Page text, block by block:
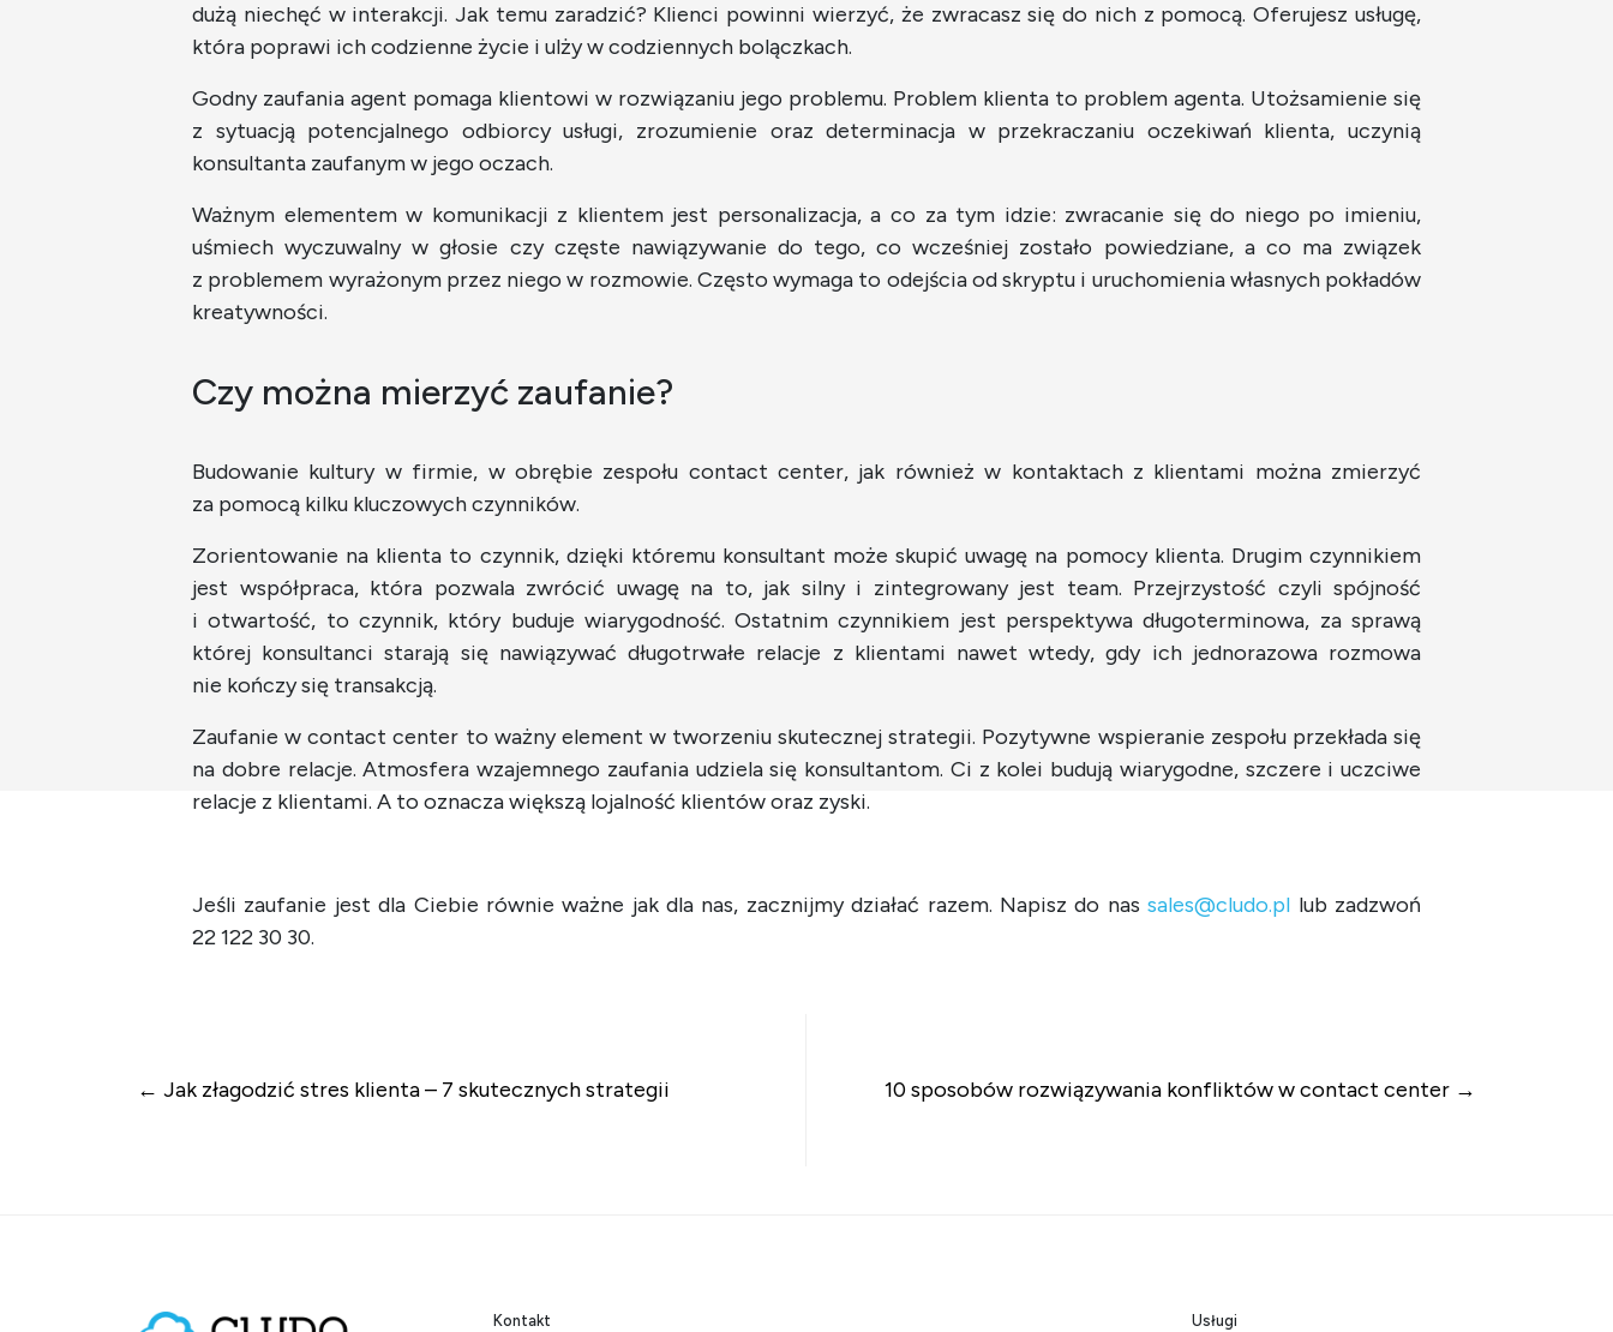
dużą niechęć w interakcji. Jak temu zaradzić? Klienci powinni wierzyć, że zwracasz się do nich z pomocą. Oferujesz usługę,
która poprawi ich codzienne życie i ulży w codziennych bolączkach.
Godny zaufania agent pomaga klientowi w rozwiązaniu jego problemu. Problem klienta to problem agenta. Utożsamienie się
z sytuacją potencjalnego odbiorcy usługi, zrozumienie oraz determinacja w przekraczaniu oczekiwań klienta, uczynią
konsultanta zaufanym w jego oczach.
Ważnym elementem w komunikacji z klientem jest personalizacja, a co za tym idzie: zwracanie się do niego po imieniu,
uśmiech wyczuwalny w głosie czy częste nawiązywanie do tego, co wcześniej zostało powiedziane, a co ma związek
z problemem wyrażonym przez niego w rozmowie. Często wymaga to odejścia od skryptu i uruchomienia własnych pokładów
kreatywności.
Czy można mierzyć zaufanie?
Budowanie kultury w firmie, w obrębie zespołu contact center, jak również w kontaktach z klientami można zmierzyć
za pomocą kilku kluczowych czynników.
Zorientowanie na klienta to czynnik, dzięki któremu konsultant może skupić uwagę na pomocy klienta. Drugim czynnikiem
jest współpraca, która pozwala zwrócić uwagę na to, jak silny i zintegrowany jest team. Przejrzystość czyli spójność
i otwartość, to czynnik, który buduje wiarygodność. Ostatnim czynnikiem jest perspektywa długoterminowa, za sprawą
której konsultanci starają się nawiązywać długotrwałe relacje z klientami nawet wtedy, gdy ich jednorazowa rozmowa
nie kończy się transakcją.
Zaufanie w contact center to ważny element w tworzeniu skutecznej strategii. Pozytywne wspieranie zespołu przekłada się
na dobre relacje. Atmosfera wzajemnego zaufania udziela się konsultantom. Ci z kolei budują wiarygodne, szczere i uczciwe
relacje z klientami. A to oznacza większą lojalność klientów oraz zyski.
Jeśli zaufanie jest dla Ciebie równie ważne jak dla nas, zacznijmy działać razem. Napisz do nassales@cludo.pl lub zadzwoń
22 122 30 30.
Jak złagodzić stres klienta – 7 skutecznych strategii 10 sposobów rozwiązywania konfliktów w contact center
Kontakt Usługi